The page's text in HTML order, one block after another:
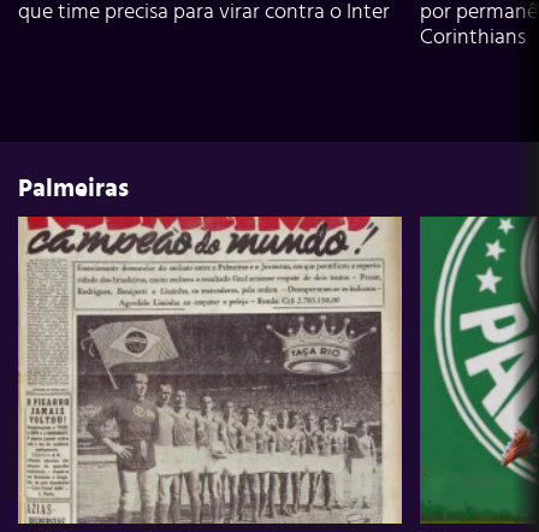
que time precisa para virar contra o Inter
por
Corinthians
Palmeiras